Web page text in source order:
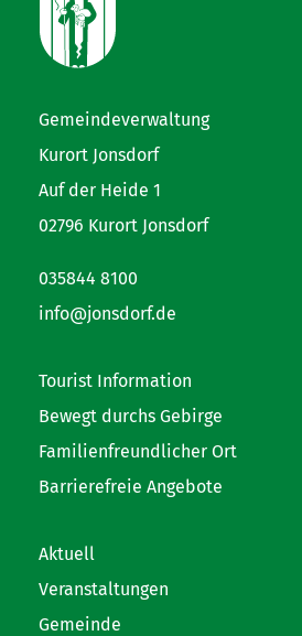
Gemeindeverwaltung
Kurort Jonsdorf
Auf der Heide 1
02796 Kurort Jonsdorf
035844 8100
info@jonsdorf.de
Tourist Information
Bewegt durchs Gebirge
Familienfreundlicher Ort
Barrierefreie Angebote
Aktuell
Veranstaltungen
Gemeinde